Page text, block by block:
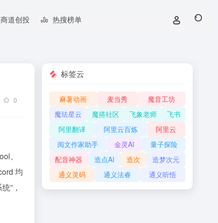
商道创投 热搜榜单
0
、
均
”，
标签云
麻薯动画 麦当秀
魔音工坊
魔珐星云
魔搭社区 飞象老师
飞书
阿里翻译
阿里云百炼
阿里云
阅文作家助手
金灵AI
量子探险
配音神器
造点AI 造次
造梦次元
通义灵码
通义法睿 通义听悟